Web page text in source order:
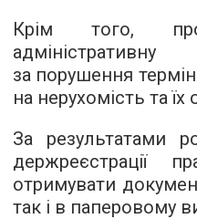
Крім того,
за порушення
на нерухомість та
За результатами
держреєстрації
отримувати
так і в паперовому